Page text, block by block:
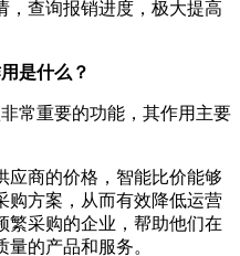
，查询报销进度，极大提高
是什么？
常重要的功能，其作用主要
应商的价格，智能比价能够
购方案，从而有效降低运营
繁采购的企业，帮助他们在
的产品和服务。